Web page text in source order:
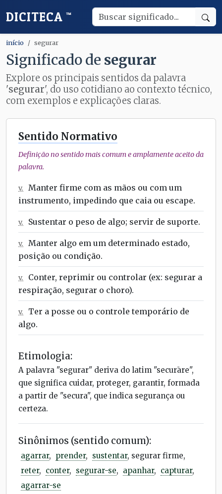
DICITECA ™
início segurar
Significado de segurar
Explore os principais sentidos da palavra
'segurar', do uso cotidiano ao contexto técnico,
com exemplos e explicações claras.
Sentido Normativo
Definição no sentido mais comum e amplamente aceito da
palavra.
v.
Manter firme com as mãos ou com um
instrumento, impedindo que caia ou escape.
v. Sustentar o peso de algo; servir de suporte.
v.
Manter algo em um determinado estado,
posição ou condição.
v.
Conter, reprimir ou controlar (ex: segurar a
respiração, segurar o choro).
v.
Ter a posse ou o controle temporário de
algo.
Etimologia:
A palavra "segurar" deriva do latim "securāre",
que significa cuidar, proteger, garantir, formada
a partir de "secura", que indica segurança ou
certeza.
Sinônimos (sentido comum):
agarrar, prender, sustentar, segurar firme,
reter, conter, segurar-se, apanhar, capturar,
agarrar-se